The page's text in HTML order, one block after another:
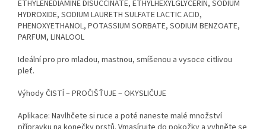
ETHYLENEDIAMINE DISUCCINATE, ETHYLHEXYLGLYCERIN, SODIUM
HYDROXIDE, SODIUM LAURETH SULFATE LACTIC ACID,
PHENOXYETHANOL, POTASSIUM SORBATE, SODIUM BENZOATE,
PARFUM, LINALOOL
Ideální pro pro mladou, mastnou, smíšenou a vysoce citlivou
pleť.
Výhody ČISTÍ – PROČIŠŤUJE – OKYSLIČUJE
Aplikace: Navlhčete si ruce a poté naneste malé množství